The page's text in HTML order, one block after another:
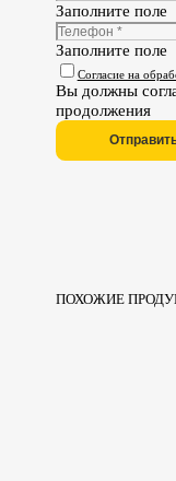
Заполните поле
Заполните поле
Согласие на
Вы должны
продолжения
ПОХОЖИЕ